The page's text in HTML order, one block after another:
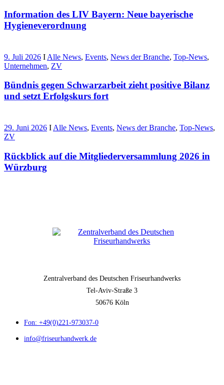
Information des LIV Bayern: Neue bayerische
Hygieneverordnung
9. Juli 2026 I Alle News, Events, News der Branche, Top-News,
Unternehmen, ZV
Bündnis gegen Schwarzarbeit zieht positive Bilanz
und setzt Erfolgskurs fort
29. Juni 2026 I Alle News, Events, News der Branche, Top-News,
ZV
Rückblick auf die Mitgliederversammlung 2026 in
Würzburg
Zentralverband des Deutschen Friseurhandwerks
Tel-Aviv-Straße 3
50676 Köln
Fon: +49(0)221-973037-0
info@friseurhandwerk.de